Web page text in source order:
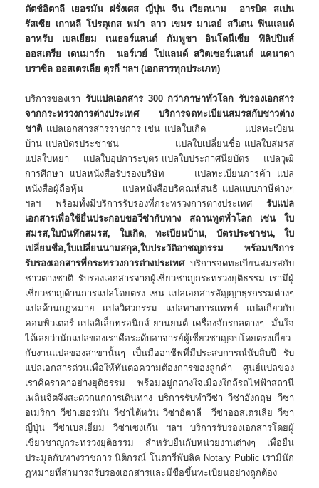
ดัตช์อิตาลี เยอรมัน ฝรั่งเศส ญี่ปุ่น จีน เวียดนาม อารบิค สเปน
รัสเซีย เกาหลี โปรตุเกส พม่า ลาว เขมร มาเลย์ สวีเดน ฟินแลนด์
อาหรับ เบลเยียม เนเธอร์แลนด์ กัมพูชา อินโดนีเซีย ฟิลิปปินส์
ออสเตรีย เดนมาร์ก นอร์เวย์ โปแลนด์ สวิตเซอร์แลนด์ แคนาดา
บราซิล ออสเตรเลีย ตุรกี ฯลฯ (เอกสารทุกประเภท)
บริการของเรา รับแปลเอกสาร 300 กว่าภาษาทั่วโลก รับรองเอกสาร
จากกระทรวงการต่างประเทศ บริการจดทะเบียนสมรสกับชาวต่าง
ชาติ แปลเอกสารสารราชการ เช่น แปลใบเกิด แปลทะเบียน
บ้าน แปลบัตรประชาชน แปลใบเปลี่ยนชื่อ แปลใบสมรส
แปลใบหย่า แปลใบอุปการะบุตร แปลใบประกาศนียบัตร แปลวุฒิ
การศึกษา แปลหนังสือรับรองบริษัท แปลทะเบียนการค้า แปล
หนังสือผู้ถือหุ้น แปลหนังสือบริคณห์สนธิ แปลแบบภาษีต่างๆ
ฯลฯ พร้อมทั้งมีบริการรับรองที่กระทรวงการต่างประเทศ รับแปล
เอกสารเพื่อใช้ยื่นประกอบขอวีซ่ากับทาง สถานทูตทั่วโลก เช่น ใบ
สมรส,ใบบันทึกสมรส, ใบเกิด, ทะเบียนบ้าน, บัตรประชาชน, ใบ
เปลี่ยนชื่อ,ใบเปลี่ยนนามสกุล,ใบประวัติอาชญกรรม พร้อมบริการ
รับรองเอกสารที่กระทรวงการต่างประเทศ บริการจดทะเบียนสมรสกับ
ชาวต่างชาติ รับรองเอกสารจากผู้เชี่ยวชาญกระทรวงยุติธรรม เรามีผู้
เชี่ยวชาญด้านการแปลโดยตรง เช่น แปลเอกสารสัญญาธุรกรรมต่างๆ
แปลด้านกฎหมาย แปลวิศวกรรม แปลทางการแพทย์ แปลเกี่ยวกับ
คอมพิวเตอร์ แปลอิเล็กทรอนิกส์ ยานยนต์ เครื่องจักรกลต่างๆ มั่นใจ
ได้เลยว่านักแปลของเราคือระดับอาจารย์ผู้เชี่ยวชาญจบโดยตรงเกี่ยว
กับงานแปลของสาขานั้นๆ เป็นมืออาชีพที่มีประสบการณ์นับสิบปี รับ
แปลเอกสารด่วนเพื่อให้ทันต่อความต้องการของลูกค้า ศูนย์แปลของ
เราคิดราคาอย่างยุติธรรม พร้อมอยู่กลางใจเมืองใกล้รถไฟฟ้าสถานี
เพลินจิตจึงสะดวกแก่การเดินทาง บริการรับทำวีซ่า วีซ่าอังกฤษ วีซ่า
อเมริกา วีซ่าเยอรมัน วีซ่าไต้หวัน วีซ่าอิตาลี วีซ่าออสเตรเลีย วีซ่า
ญี่ปุ่น วีซ่าเบลเยี่ยม วีซ่าเซงเก้น ฯลฯ บริการรับรองเอกสารโดยผู้
เชี่ยวชาญกระทรวงยุติธรรม สำหรับยื่นกับหน่วยงานต่างๆ เพื่อยื่น
ประมูลกับทางราชการ นิติกรณ์ โนตารี่พับลิค Notary Public เรามีนัก
ฏหมายที่สามารถรับรองเอกสารและมีชื่อขึ้นทะเบียนอย่างถูกต้อง